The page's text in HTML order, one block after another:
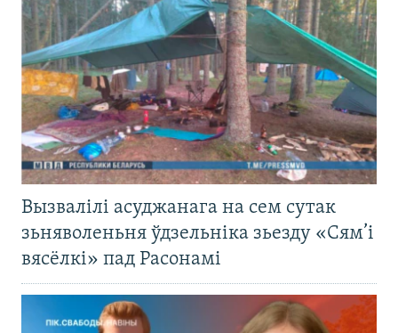
Вызвалілі асуджанага на сем сутак
зьняволеньня ўдзельніка зьезду «Сям’і
вясёлкі» пад Расонамі